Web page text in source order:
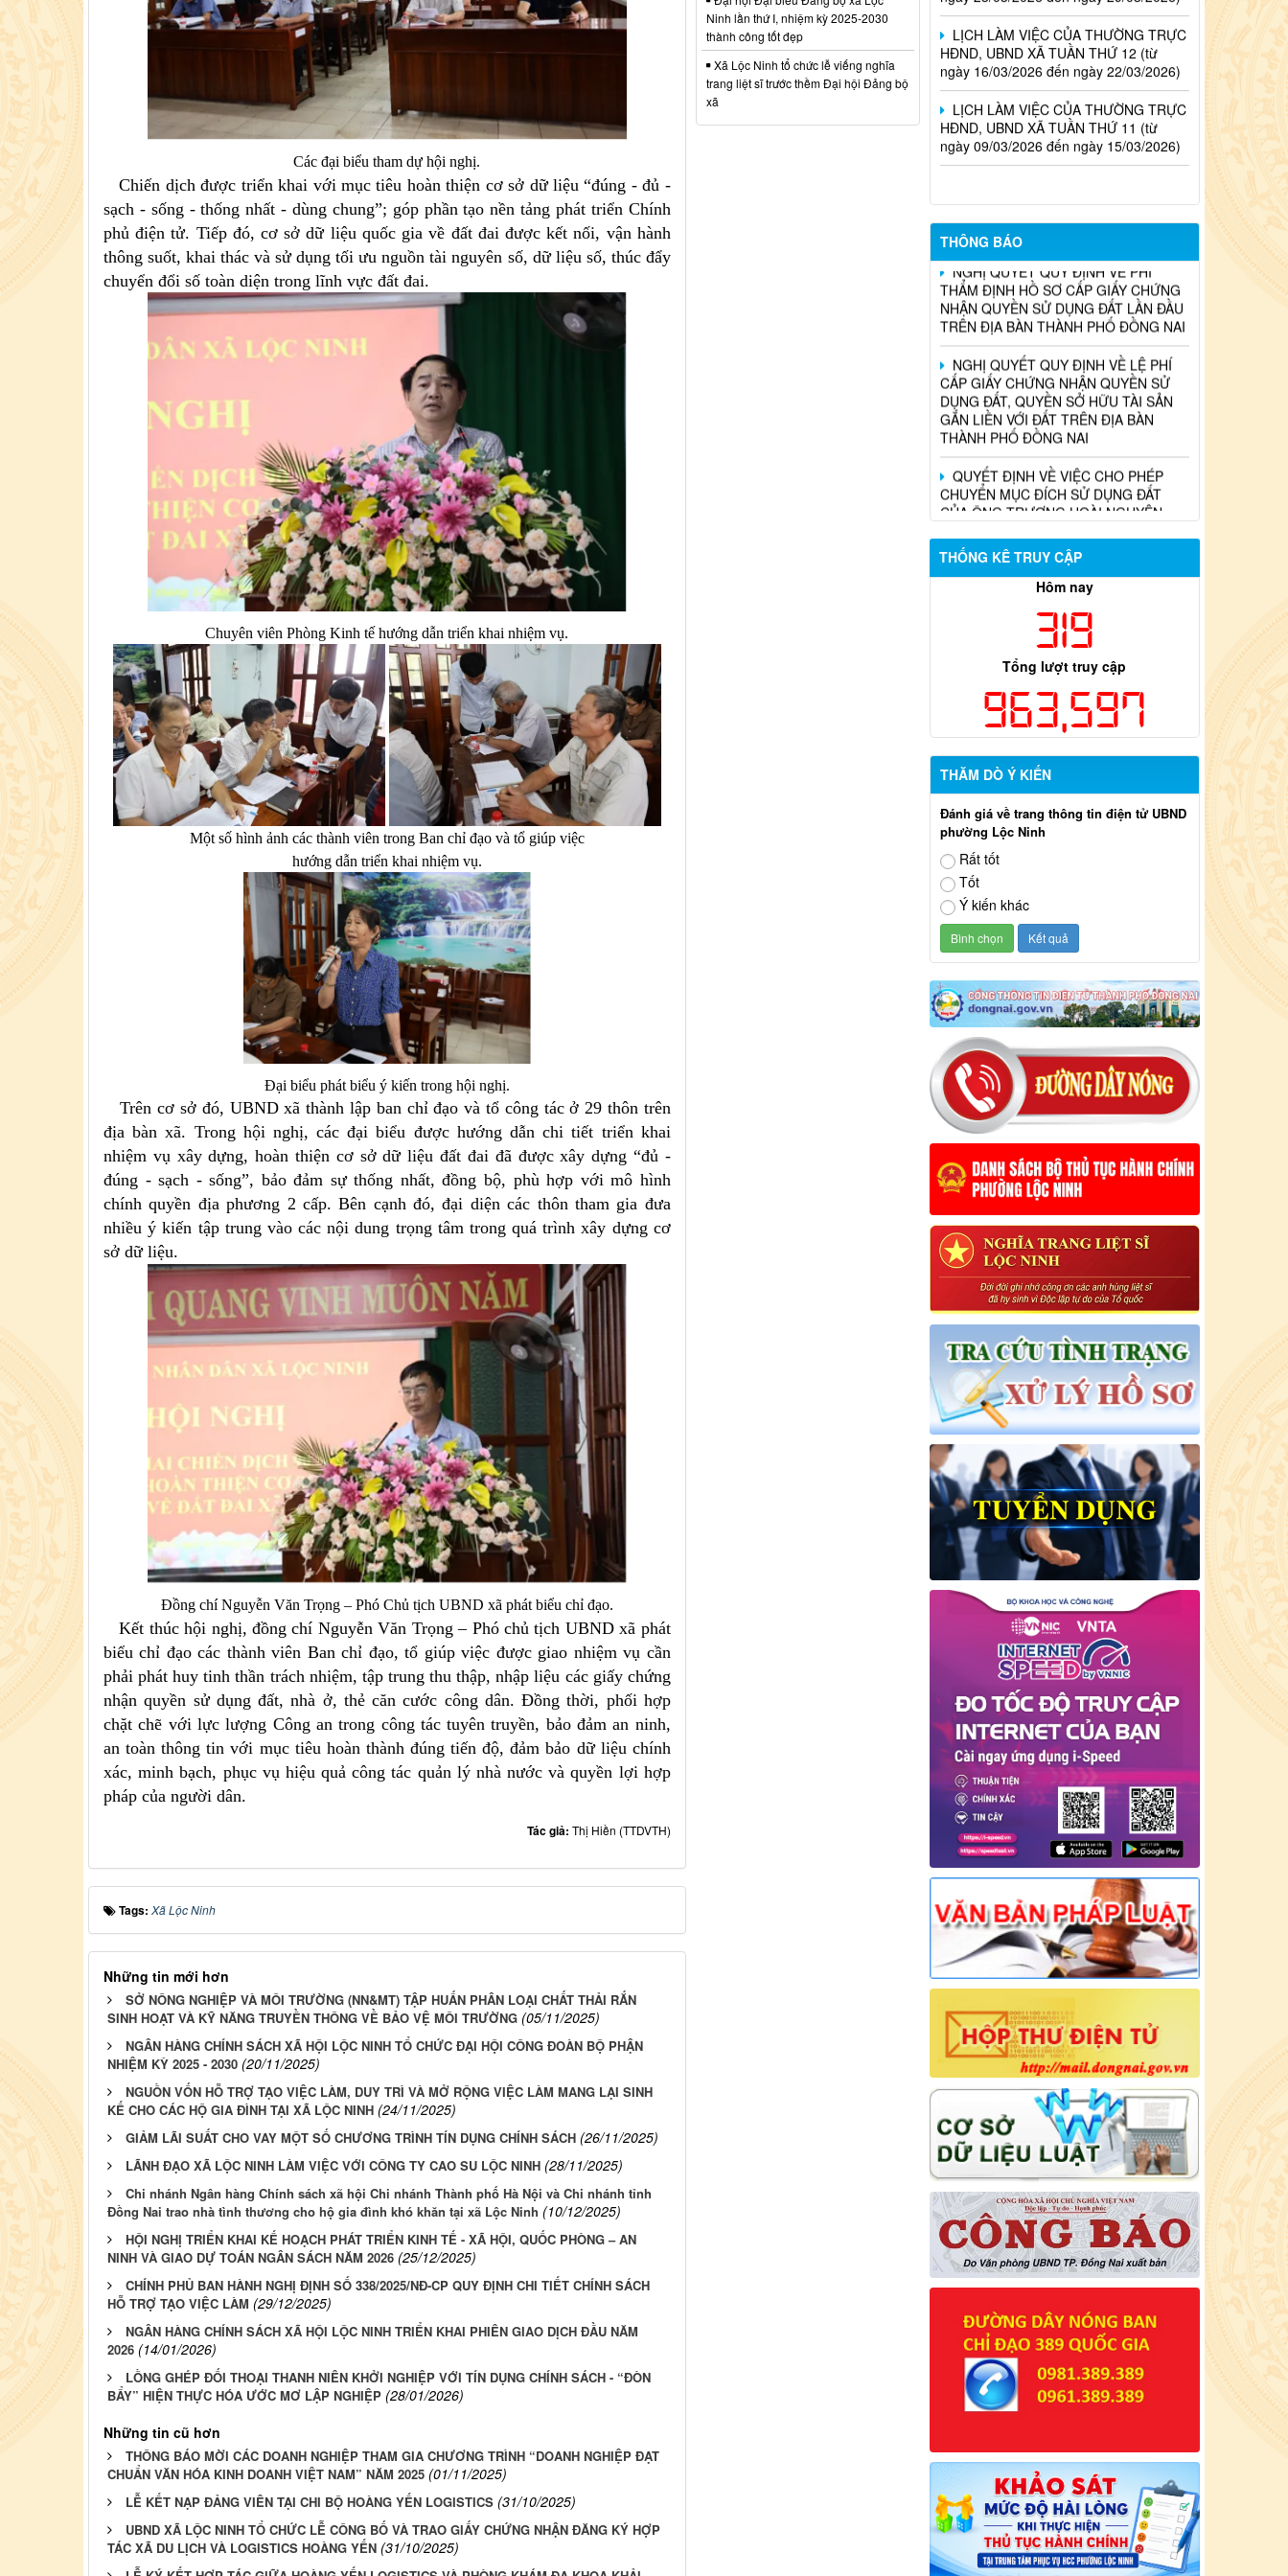
Các đại biểu tham dự hội nghị.
Chiến dịch được triển khai với mục tiêu hoàn thiện cơ sở dữ liệu “đúng - đủ -
sạch - sống - thống nhất - dùng chung”; góp phần tạo nền tảng phát triển Chính
phủ điện tử. Tiếp đó, cơ sở dữ liệu quốc gia về đất đai được kết nối, vận hành
thông suốt, khai thác và sử dụng tối ưu nguồn tài nguyên số, dữ liệu số, thúc đẩy
chuyển đổi số toàn diện trong lĩnh vực đất đai.
Chuyên viên Phòng Kinh tế hướng dẫn triển khai nhiệm vụ.
Một số hình ảnh các thành viên trong Ban chỉ đạo và tổ giúp việc
hướng dẫn triển khai nhiệm vụ.
Đại biểu phát biểu ý kiến trong hội nghị.
Trên cơ sở đó, UBND xã thành lập ban chỉ đạo và tổ công tác ở 29 thôn trên
địa bàn xã. Trong hội nghị, các đại biểu được hướng dẫn chi tiết triển khai
nhiệm vụ xây dựng, hoàn thiện cơ sở dữ liệu đất đai đã được xây dựng “đủ -
đúng - sạch - sống”, bảo đảm sự thống nhất, đồng bộ, phù hợp với mô hình
chính quyền địa phương 2 cấp. Bên cạnh đó, đại diện các thôn tham gia đưa
nhiều ý kiến tập trung vào các nội dung trọng tâm trong quá trình xây dựng cơ
sở dữ liệu.
Đồng chí Nguyễn Văn Trọng – Phó Chủ tịch UBND xã phát biểu chỉ đạo.
Kết thúc hội nghị, đồng chí Nguyễn Văn Trọng – Phó chủ tịch UBND xã phát
biểu chỉ đạo các thành viên Ban chỉ đạo, tổ giúp việc được giao nhiệm vụ cần
phải phát huy tinh thần trách nhiệm, tập trung thu thập, nhập liệu các giấy chứng
nhận quyền sử dụng đất, nhà ở, thẻ căn cước công dân. Đồng thời, phối hợp
chặt chẽ với lực lượng Công an trong công tác tuyên truyền, bảo đảm an ninh,
an toàn thông tin với mục tiêu hoàn thành đúng tiến độ, đảm bảo dữ liệu chính
xác, minh bạch, phục vụ hiệu quả công tác quản lý nhà nước và quyền lợi hợp
pháp của người dân.
Tác giả: Thị Hiền (TTDVTH)
Tags: Xã Lộc Ninh
Những tin mới hơn
SỞ NÔNG NGHIỆP VÀ MÔI TRƯỜNG (NN&MT) TẬP HUẤN PHÂN LOẠI CHẤT THẢI RẮN
SINH HOẠT VÀ KỸ NĂNG TRUYỀN THÔNG VỀ BẢO VỆ MÔI TRƯỜNG (05/11/2025)
NGÂN HÀNG CHÍNH SÁCH XÃ HỘI LỘC NINH TỔ CHỨC ĐẠI HỘI CÔNG ĐOÀN BỘ PHẬN
NHIỆM KỲ 2025 - 2030 (20/11/2025)
NGUỒN VỐN HỖ TRỢ TẠO VIỆC LÀM, DUY TRÌ VÀ MỞ RỘNG VIỆC LÀM MANG LẠI SINH
KẾ CHO CÁC HỘ GIA ĐÌNH TẠI XÃ LỘC NINH (24/11/2025)
GIẢM LÃI SUẤT CHO VAY MỘT SỐ CHƯƠNG TRÌNH TÍN DỤNG CHÍNH SÁCH (26/11/2025)
LÃNH ĐẠO XÃ LỘC NINH LÀM VIỆC VỚI CÔNG TY CAO SU LỘC NINH (28/11/2025)
Chi nhánh Ngân hàng Chính sách xã hội Chi nhánh Thành phố Hà Nội và Chi nhánh tỉnh
Đồng Nai trao nhà tình thương cho hộ gia đình khó khăn tại xã Lộc Ninh (10/12/2025)
HỘI NGHỊ TRIỂN KHAI KẾ HOẠCH PHÁT TRIỂN KINH TẾ - XÃ HỘI, QUỐC PHÒNG – AN
NINH VÀ GIAO DỰ TOÁN NGÂN SÁCH NĂM 2026 (25/12/2025)
CHÍNH PHỦ BAN HÀNH NGHỊ ĐỊNH SỐ 338/2025/NĐ-CP QUY ĐỊNH CHI TIẾT CHÍNH SÁCH
HỖ TRỢ TẠO VIỆC LÀM (29/12/2025)
NGÂN HÀNG CHÍNH SÁCH XÃ HỘI LỘC NINH TRIỂN KHAI PHIÊN GIAO DỊCH ĐẦU NĂM
2026 (14/01/2026)
LỒNG GHÉP ĐỐI THOẠI THANH NIÊN KHỞI NGHIỆP VỚI TÍN DỤNG CHÍNH SÁCH - “ĐÒN
BẨY” HIỆN THỰC HÓA ƯỚC MƠ LẬP NGHIỆP (28/01/2026)
Những tin cũ hơn
THÔNG BÁO MỜI CÁC DOANH NGHIỆP THAM GIA CHƯƠNG TRÌNH “DOANH NGHIỆP ĐẠT
CHUẨN VĂN HÓA KINH DOANH VIỆT NAM” NĂM 2025 (01/11/2025)
LỄ KẾT NẠP ĐẢNG VIÊN TẠI CHI BỘ HOÀNG YẾN LOGISTICS (31/10/2025)
UBND XÃ LỘC NINH TỔ CHỨC LỄ CÔNG BỐ VÀ TRAO GIẤY CHỨNG NHẬN ĐĂNG KÝ HỢP
TÁC XÃ DU LỊCH VÀ LOGISTICS HOÀNG YẾN (31/10/2025)
HĐND, UBND XÃ TUẦN THỨ 12 (từ
ngày 16/03/2026 đến ngày 22/03/2026)
LỊCH LÀM VIỆC CỦA THƯỜNG TRỰC
HĐND, UBND XÃ TUẦN THỨ 11 (từ
ngày 09/03/2026 đến ngày 15/03/2026)
THÔNG BÁO
QUYẾT ĐỊNH VỀ VIỆC CHO PHÉP
CHUYỂN MỤC ĐÍCH SỬ DỤNG ĐẤT
NGHỊ QUYẾT QUY ĐỊNH VỀ PHÍ
THẨM ĐỊNH HỒ SƠ CẤP GIẤY CHỨNG
NHẬN QUYỀN SỬ DỤNG ĐẤT LẦN ĐẦU
TRÊN ĐỊA BÀN THÀNH PHỐ ĐỒNG NAI
NGHỊ QUYẾT QUY ĐỊNH VỀ LỆ PHÍ
CẤP GIẤY CHỨNG NHẬN QUYỀN SỬ
DỤNG ĐẤT, QUYỀN SỞ HỮU TÀI SẢN
GẮN LIỀN VỚI ĐẤT TRÊN ĐỊA BÀN
THÀNH PHỐ ĐỒNG NAI
QUYẾT ĐỊNH VỀ VIỆC CHO PHÉP
CHUYỂN MỤC ĐÍCH SỬ DỤNG ĐẤT
CỦA ÔNG TRƯƠNG HOÀI NGUYÊN,
ĐỊA CHỈ: KHU PHỐ 4
THỐNG KÊ TRUY CẬP
Hôm nay
319
Tổng lượt truy cập
963,597
THĂM DÒ Ý KIẾN
Đánh giá về trang thông tin điện tử UBND
phường Lộc Ninh
Rất tốt
Tốt
Ý kiến khác
Ninh lần thứ I, nhiệm kỳ 2025-2030
thành công tốt đẹp
Xã Lộc Ninh tổ chức lễ viếng nghĩa
trang liệt sĩ trước thềm Đại hội Đảng bộ
xã